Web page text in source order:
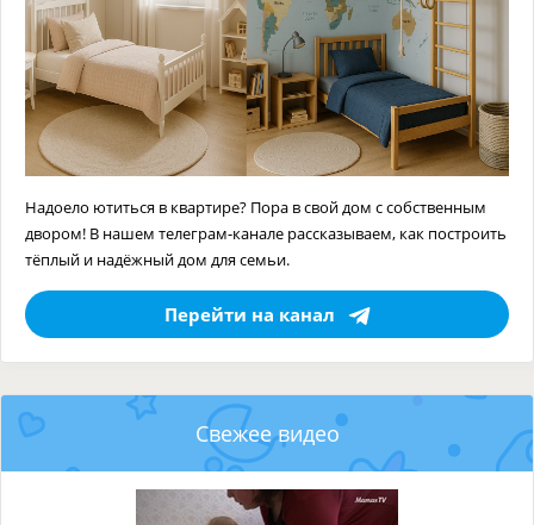
Надоело ютиться в квартире? Пора в свой дом с собственным
двором! В нашем телеграм-канале рассказываем, как построить
тёплый и надёжный дом для семьи.
Перейти на канал
Свежее видео